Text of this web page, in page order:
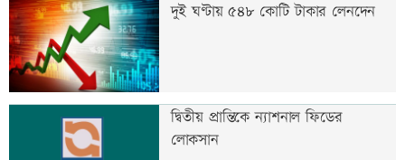
দুই ঘণ্টায় ৫৪৮ কোটি টাকার লেনদেন
দ্বিতীয় প্রান্তিকে ন্যাশনাল ফিডের
লোকসান